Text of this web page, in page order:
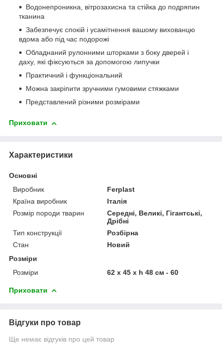
Водонепроникна, вітрозахисна та стійка до подряпин
тканина
Забезпечує спокій і усамітнення вашому вихованцю
вдома або під час подорожі
Обладнаний рулонними шторками з боку дверей і
даху, які фіксуються за допомогою липучки
Практичний і функціональний
Можна закріпити зручними гумовими стяжками
Представлений різними розмірами
Приховати
Характеристики
Основні
Виробник
Ferplast
Країна виробник
Італія
Розмір породи тварин
Середні, Великі, Гігантські,
Дрібні
Тип конструкції
Розбірна
Стан
Новий
Розміри
Розміри
62 x 45 x h 48 cм - 60
Приховати
Відгуки про товар
Ще немає відгуків про цей товар